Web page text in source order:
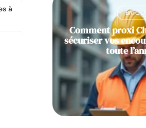
à
BRICO
Comment proxi
sécuriser vos
toute